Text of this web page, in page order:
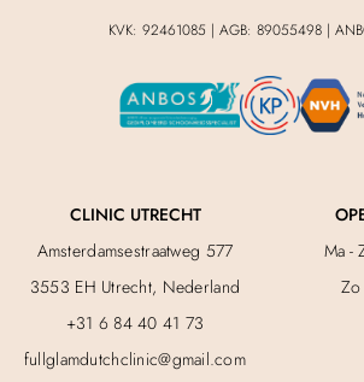
CLINIC UTRECHT
Amsterdamsestraatweg 577
3553 EH Utrecht, Nederland
+31 6 84 40 41 73
fullglamdutchclinic@gmail.com
Ma -
KVK: 92461085 | AGB: 89055498 |